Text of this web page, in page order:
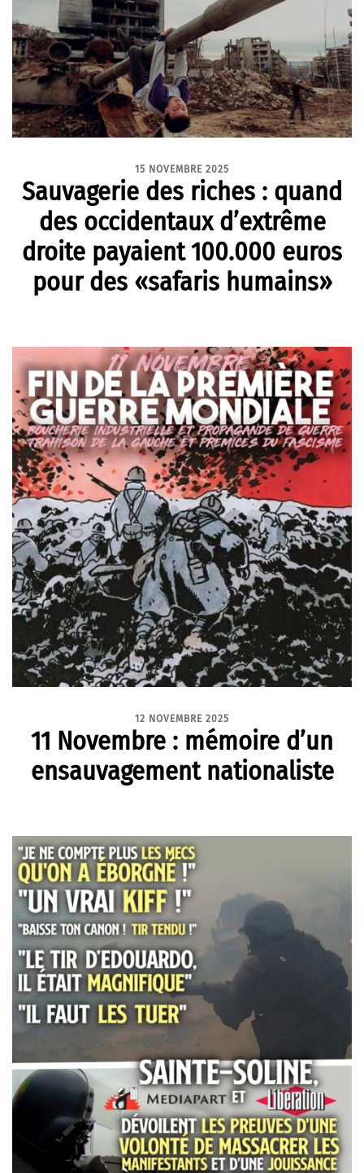
15 NOVEMBRE 2025
Sauvagerie des riches : quand
des occidentaux d’extrême
droite payaient 100.000 euros
pour des «safaris humains»
12 NOVEMBRE 2025
11 Novembre : mémoire d’un
ensauvagement nationaliste